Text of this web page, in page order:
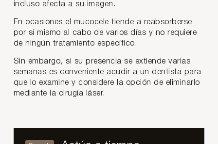
incluso afecta a su imagen.
En ocasiones el mucocele tiende a reabsorberse
por sí mismo al cabo de varios días y no requiere
de ningún tratamiento específico.
Sin embargo, si su presencia se extiende varias
semanas es conveniente acudir a un dentista para
que lo examine y considere la opción de eliminarlo
mediante la cirugía láser.